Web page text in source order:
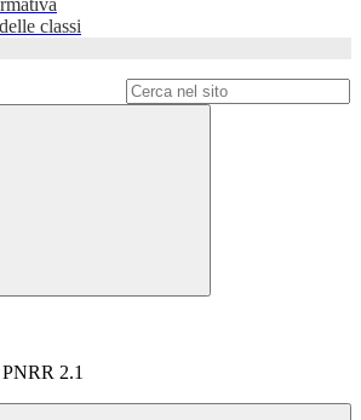
classi
2.1